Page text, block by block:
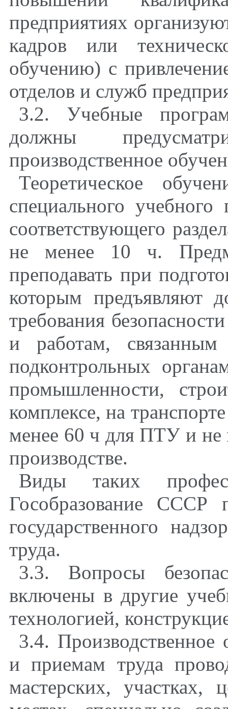
предприятиях
кадров или
обучению) с
отделов и служб
3.2. Учебные
должны
производственное
Теоретическое
специального
соответствующего
не менее 10 ч.
преподавать при
которым предъявляют
требования
и работам, связанным
подконтрольных
промышленности,
комплексе, на
менее 60 ч для ПТУ и не
производстве.
Виды таких
Гособразование СССР
государственного
труда.
3.3. Вопросы
включены в другие
технологией,
3.4. Производственное
и приемам труда
мастерских, участках,